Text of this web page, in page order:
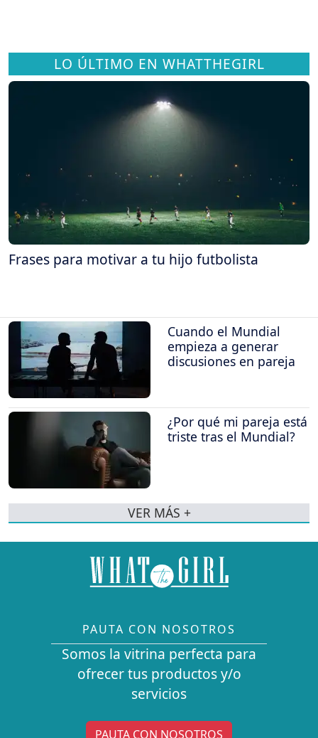
LO ÚLTIMO EN WHATTHEGIRL
Frases para motivar a tu hijo futbolista
Cuando el Mundial
empieza a generar
discusiones en pareja
¿Por qué mi pareja está
triste tras el Mundial?
VER MÁS +
PAUTA CON NOSOTROS
Somos la vitrina perfecta para
ofrecer tus productos y/o
servicios
PAUTA CON NOSOTROS